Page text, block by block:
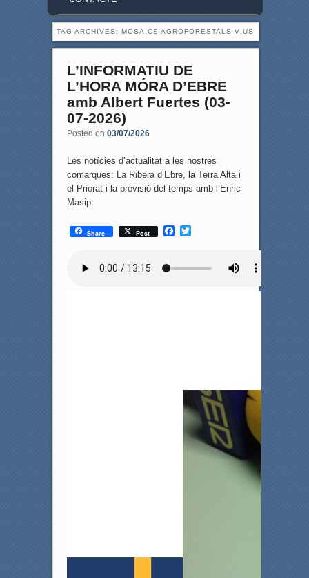
TAG ARCHIVES: MOSAICS AGROFORESTALS VIUS
L’INFORMATIU DE
L’HORA MÓRA D’EBRE
amb Albert Fuertes (03-
07-2026)
Posted on 03/07/2026
Les notícies d’actualitat a les nostres
comarques: La Ribera d’Ebre, la Terra Alta i
el Priorat i la previsió del temps amb l’Enric
Masip.
Share Post
F
T